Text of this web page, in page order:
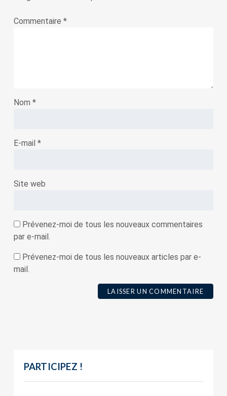
Commentaire *
Nom *
E-mail *
Site web
Prévenez-moi de tous les nouveaux commentaires
par e-mail.
Prévenez-moi de tous les nouveaux articles par e-
mail.
PARTICIPEZ !